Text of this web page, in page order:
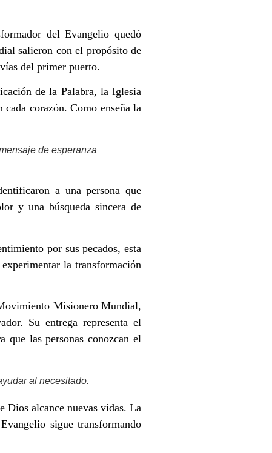
del Evangelio quedó
salieron con el propósito de
del primer puerto.
de la Palabra, la Iglesia
corazón. Como enseña la
de esperanza
a una persona que
y una búsqueda sincera de
por sus pecados, esta
la transformación
Misionero Mundial,
Su entrega representa el
las personas conozcan el
al necesitado.
Dios alcance nuevas vidas. La
sigue transformando